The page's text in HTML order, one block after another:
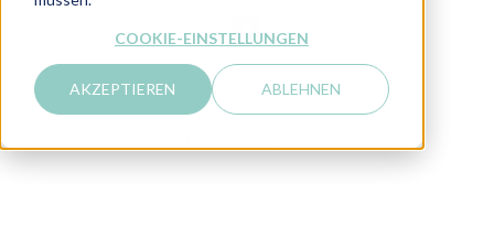
COOKIE-EINSTELLUNGEN
AKZEPTIEREN ABLEHNEN
n